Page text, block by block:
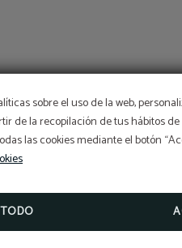
sobre el uso de la web,
de la recopilación de tus hábitos
las cookies mediante el botón
CHECK-IN ONLINE